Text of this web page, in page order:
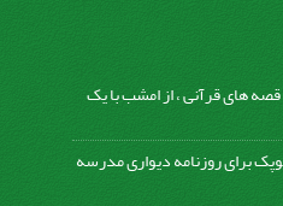
های قرآنی ، از امشب با یک
برای روزنامه دیواری مدرسه